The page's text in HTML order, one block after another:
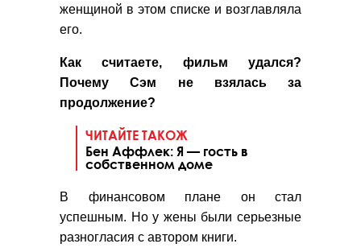
женщиной в этом списке и возглавляла
его.
Как считаете, фильм удался?
Почему Сэм не взялась за
продолжение?
ЧИТАЙТЕ ТАКОЖ
Бен Аффлек: Я — гость в
собственном доме
В финансовом плане он стал
успешным. Но у жены были серьезные
разногласия с автором книги.